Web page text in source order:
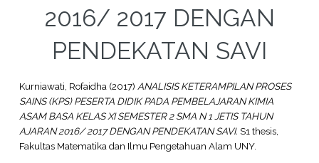
2016/ 2017 DENGAN
PENDEKATAN SAVI
Kurniawati, Rofaidha(2017) ANALISIS KETERAMPILAN PROSES
SAINS (KPS) PESERTA DIDIK PADA PEMBELAJARAN KIMIA
ASAM BASA KELAS XI SEMESTER 2 SMA N 1 JETIS TAHUN
AJARAN 2016/ 2017 DENGAN PENDEKATAN SAVI. S1 thesis,
Fakultas Matematika dan Ilmu Pengetahuan Alam UNY.